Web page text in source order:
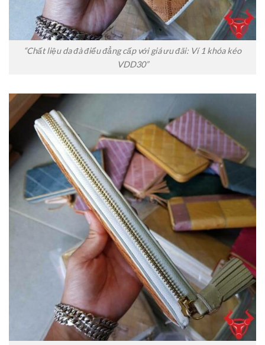
“Chất liệu da đà điểu đẳng cấp với giá ưu đãi: Ví 1 khóa kéo
VDD30”